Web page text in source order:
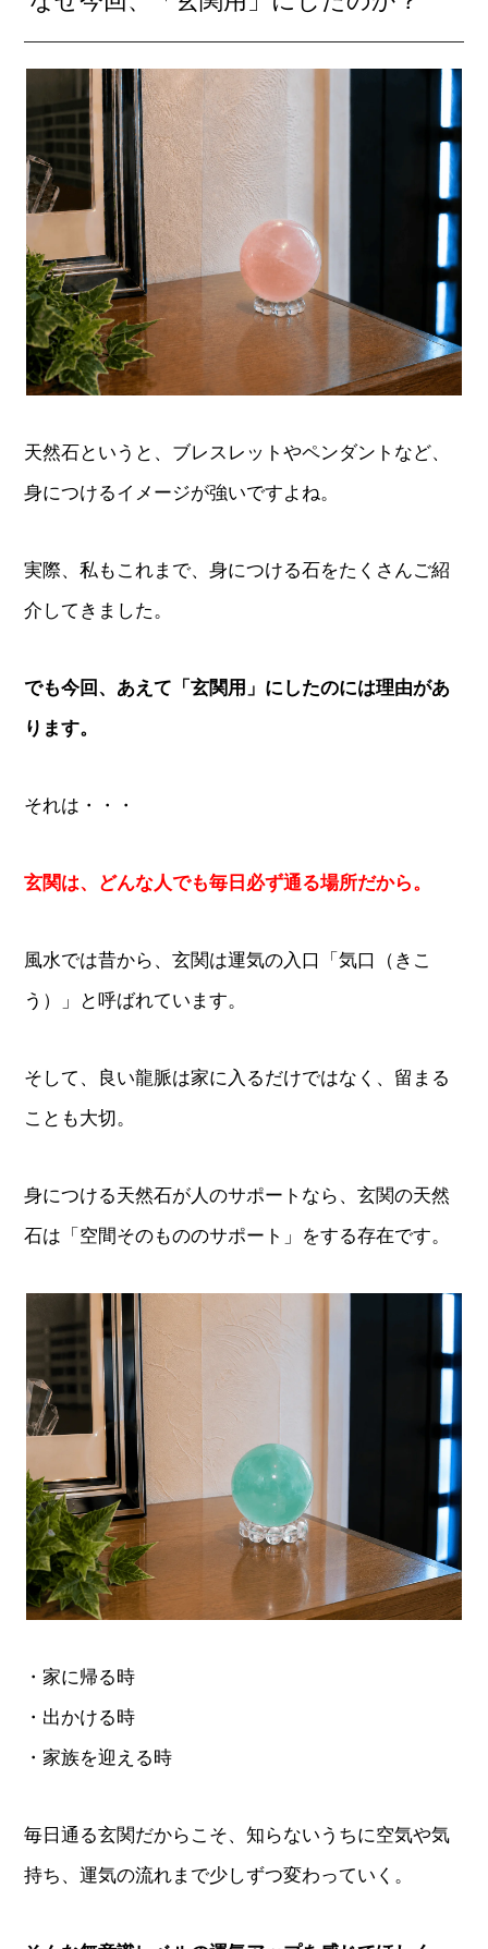
天然石というと、ブレスレットやペンダントなど、
身につけるイメージが強いですよね。
実際、私もこれまで、身につける石をたくさんご紹
介してきました。
でも今回、あえて「玄関用」にしたのには理由があ
ります。
それは・・・
玄関は、どんな人でも毎日必ず通る場所だから。
風水では昔から、玄関は運気の入口「気口（きこ
う）」と呼ばれています。
そして、良い龍脈は家に入るだけではなく、留まる
ことも大切。
身につける天然石が人のサポートなら、玄関の天然
石は「空間そのもののサポート」をする存在です。
・家に帰る時
・出かける時
・家族を迎える時
毎日通る玄関だからこそ、知らないうちに空気や気
持ち、運気の流れまで少しずつ変わっていく。